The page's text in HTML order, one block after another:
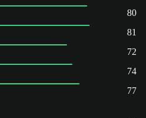
80
81
72
74
77